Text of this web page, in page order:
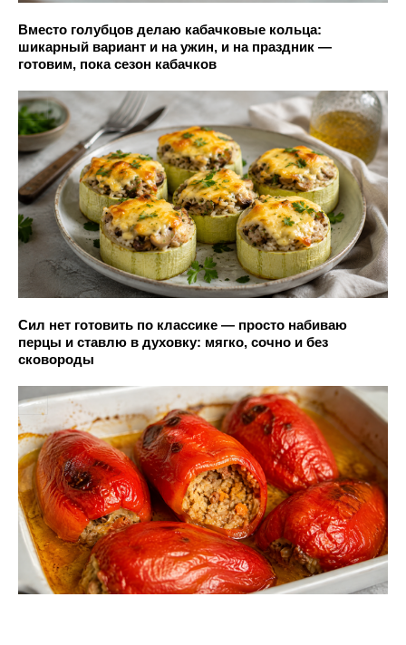
Вместо голубцов делаю кабачковые кольца:
шикарный вариант и на ужин, и на праздник —
готовим, пока сезон кабачков
Сил нет готовить по классике — просто набиваю
перцы и ставлю в духовку: мягко, сочно и без
сковороды